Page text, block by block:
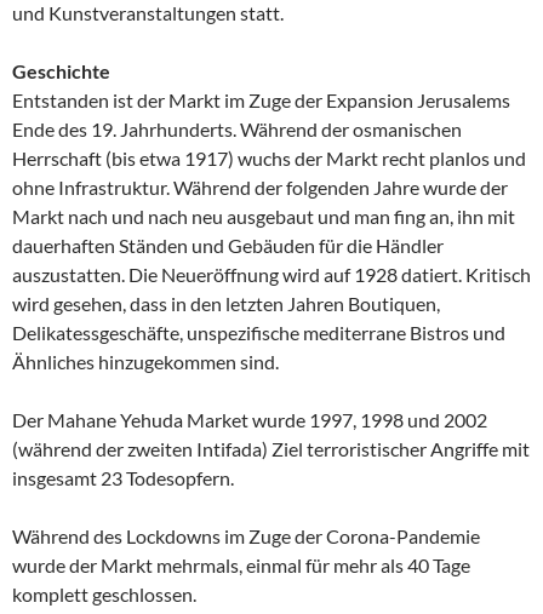
und Kunstveranstaltungen statt.
Geschichte
Entstanden ist der Markt im Zuge der Expansion Jerusalems
Ende des 19. Jahrhunderts. Während der osmanischen
Herrschaft (bis etwa 1917) wuchs der Markt recht planlos und
ohne Infrastruktur. Während der folgenden Jahre wurde der
Markt nach und nach neu ausgebaut und man fing an, ihn mit
dauerhaften Ständen und Gebäuden für die Händler
auszustatten. Die Neueröffnung wird auf 1928 datiert. Kritisch
wird gesehen, dass in den letzten Jahren Boutiquen,
Delikatessgeschäfte, unspezifische mediterrane Bistros und
Ähnliches hinzugekommen sind.
Der Mahane Yehuda Market wurde 1997, 1998 und 2002
(während der zweiten Intifada) Ziel terroristischer Angriffe mit
insgesamt 23 Todesopfern.
Während des Lockdowns im Zuge der Corona-Pandemie
wurde der Markt mehrmals, einmal für mehr als 40 Tage
komplett geschlossen.